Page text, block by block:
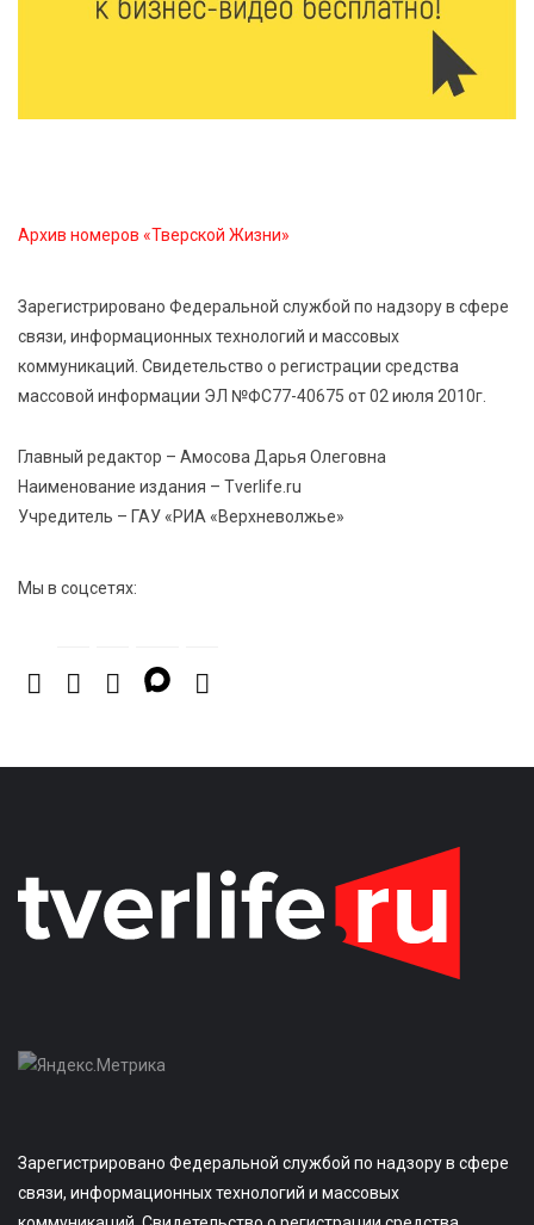
Бологовские школьники доказали чистоту воздуха
9 Авг 2026 10:10 2718
9 Авг 2026 09:19 652
Виталий Королев поблагодарил волонтёров-
медиков за их добрые сердца
8 Авг 2026 20:37 570
В Твери росгвардейцы отметили День
физкультурника турниром по настольному теннису
Архив номеров «Тверской Жизни»
Зарегистрировано Федеральной службой по надзору в сфере
связи, информационных технологий и массовых
коммуникаций. Свидетельство о регистрации средства
массовой информации ЭЛ №ФС77-40675 от 02 июля 2010г.
Главный редактор – Амосова Дарья Олеговна
Наименование издания – Tverlife.ru
Учредитель – ГАУ «РИА «Верхневолжье»
Мы в соцсетях:
Зарегистрировано Федеральной службой по надзору в сфере
связи, информационных технологий и массовых